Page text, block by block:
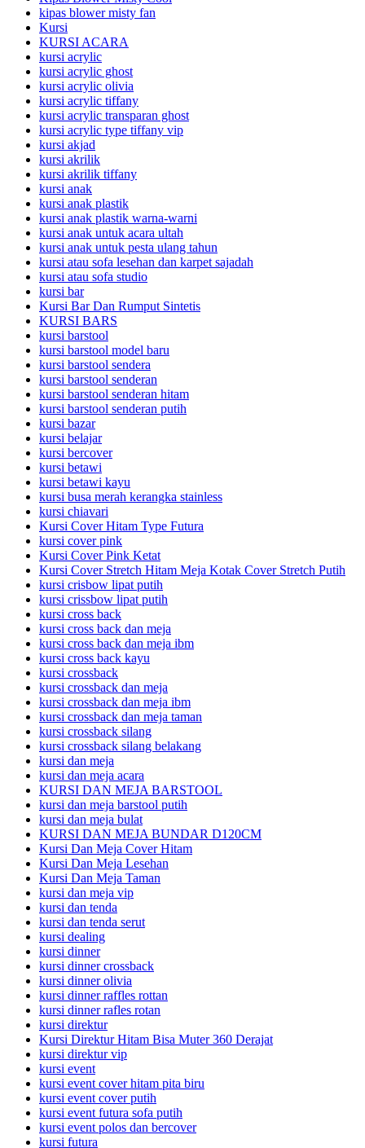
kipas blower misty fan
Kursi
KURSI ACARA
kursi acrylic
kursi acrylic ghost
kursi acrylic olivia
kursi acrylic tiffany
kursi acrylic transparan ghost
kursi acrylic type tiffany vip
kursi akjad
kursi akrilik
kursi akrilik tiffany
kursi anak
kursi anak plastik
kursi anak plastik warna-warni
kursi anak untuk acara ultah
kursi anak untuk pesta ulang tahun
kursi atau sofa lesehan dan karpet sajadah
kursi atau sofa studio
kursi bar
Kursi Bar Dan Rumput Sintetis
KURSI BARS
kursi barstool
kursi barstool model baru
kursi barstool sendera
kursi barstool senderan
kursi barstool senderan hitam
kursi barstool senderan putih
kursi bazar
kursi belajar
kursi bercover
kursi betawi
kursi betawi kayu
kursi busa merah kerangka stainless
kursi chiavari
Kursi Cover Hitam Type Futura
kursi cover pink
Kursi Cover Pink Ketat
Kursi Cover Stretch Hitam Meja Kotak Cover Stretch Putih
kursi crisbow lipat putih
kursi crissbow lipat putih
kursi cross back
kursi cross back dan meja
kursi cross back dan meja ibm
kursi cross back kayu
kursi crossback
kursi crossback dan meja
kursi crossback dan meja ibm
kursi crossback dan meja taman
kursi crossback silang
kursi crossback silang belakang
kursi dan meja
kursi dan meja acara
KURSI DAN MEJA BARSTOOL
kursi dan meja barstool putih
kursi dan meja bulat
KURSI DAN MEJA BUNDAR D120CM
Kursi Dan Meja Cover Hitam
Kursi Dan Meja Lesehan
Kursi Dan Meja Taman
kursi dan meja vip
kursi dan tenda
kursi dan tenda serut
kursi dealing
kursi dinner
kursi dinner crossback
kursi dinner olivia
kursi dinner raffles rottan
kursi dinner rafles rotan
kursi direktur
Kursi Direktur Hitam Bisa Muter 360 Derajat
kursi direktur vip
kursi event
kursi event cover hitam pita biru
kursi event cover putih
kursi event futura sofa putih
kursi event polos dan bercover
kursi futura